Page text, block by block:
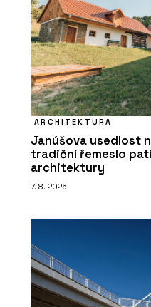
ARCHITEKTURA
Janúšova usedlost
tradiční řemeslo
architektury
7. 8. 2026